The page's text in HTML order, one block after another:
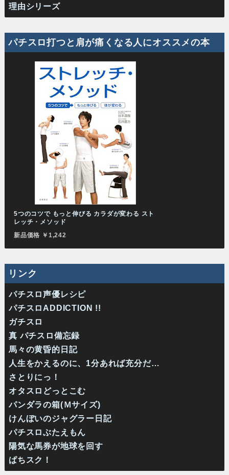
理由シリーズ
パチスロ打つと肩が痛くなる人にオススメの本
5つのコツで もっと伸びる カラダが変わる スト
レッチ・メソッド
新品価格 ￥1,242
リンク
パチスロ声優レシピ
パチスロADDICTION !!
ガチスロ
真 パチスロ備忘録
馬々の黄昏的日記
人生をかえるのに、1分あれば充分だ…
さとりにっ！
オタスロどっとこむ
パンダラの箱(Ｍサイズ)
けんぼいのジャグラー日記
パチスロぶたえもん
陽気な馬券が地球を回す
ぱちスク！